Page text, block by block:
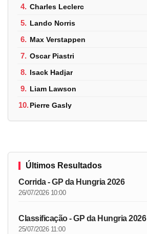
4. Charles Leclerc
5. Lando Norris
6. Max Verstappen
7. Oscar Piastri
8. Isack Hadjar
9. Liam Lawson
10.Pierre Gasly
Últimos Resultados
Corrida - GP da Hungria 2026
26/07/2026 10:00
Classificação - GP da Hungria 2026
25/07/2026 11:00